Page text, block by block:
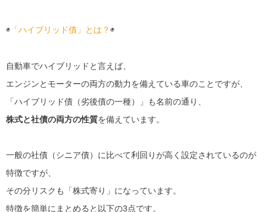
◉ 「ハイブリッド債」とは？◉
自動車でハイブリッドと言えば、
エンジンとモーターの両方の動力を備えている車のことですが、
「ハイブリッド債（劣後債の一種）」も名前の通り、
株式と社債の両方の性質を備えています。
一般の社債（シニア債）に比べて利回りが高く設定されているのが
特徴ですが、
その分リスクも「株式寄り」になっています。
特徴を簡単にまとめると以下の3点です。